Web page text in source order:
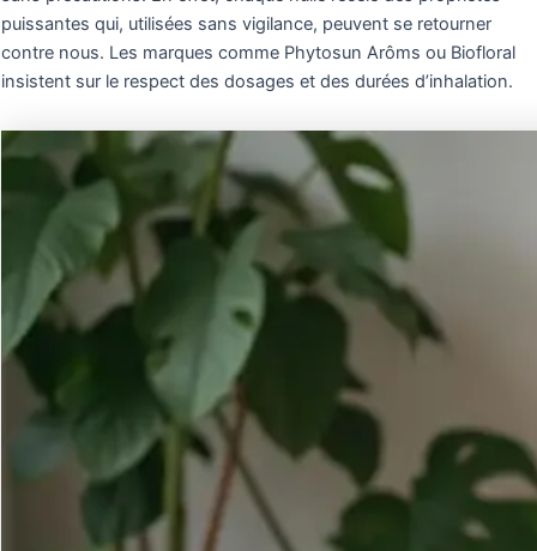
puissantes qui, utilisées sans vigilance, peuvent se retourner
contre nous. Les marques comme Phytosun Arôms ou Biofloral
insistent sur le respect des dosages et des durées d’inhalation.